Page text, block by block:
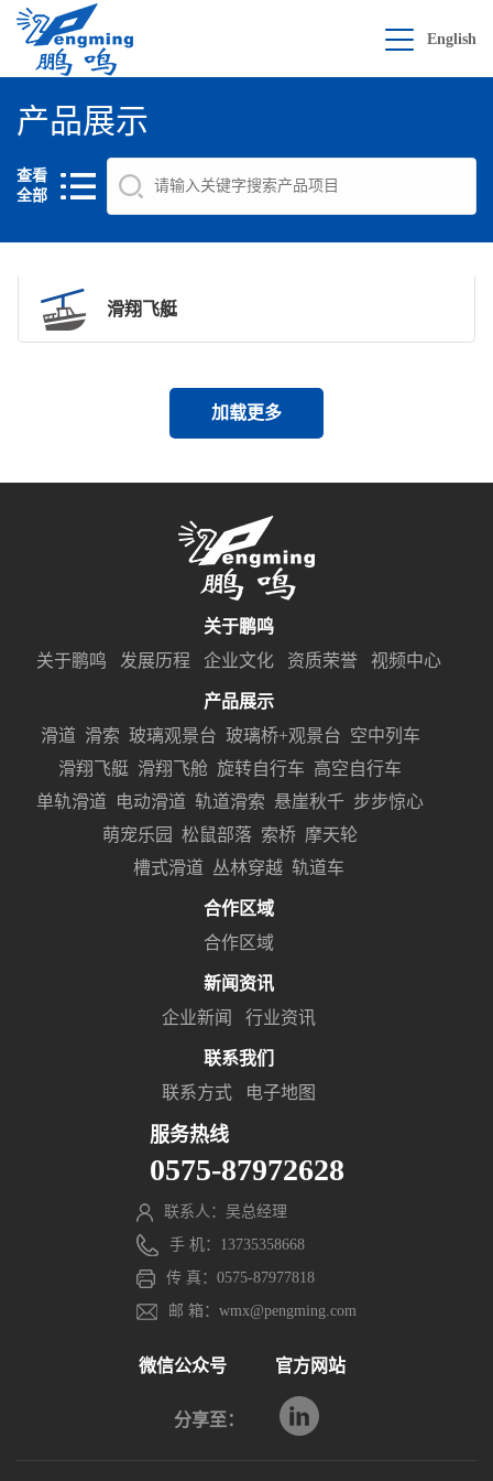
English
产品展示
查看
全部
滑翔飞艇
加载更多
关于鹏鸣
关于鹏鸣
发展历程 企业文化 资质荣誉 视频中心
产品展示
滑道 滑索 玻璃观景台 玻璃桥+观景台 空中列车
滑翔飞艇 滑翔飞舱 旋转自行车 高空自行车
单轨滑道
电动滑道 轨道滑索 悬崖秋千 步步惊心
萌宠乐园
松鼠部落 索桥 摩天轮
槽式滑道 丛林穿越 轨道车
合作区域
合作区域
新闻资讯
企业新闻
行业资讯
联系我们
联系方式
电子地图
服务热线
0575-87972628
联系人：吴总经理
手 机：13735358668
传 真：0575-87977818
邮 箱：wmx@pengming.com
微信公众号 官方网站
分享至：